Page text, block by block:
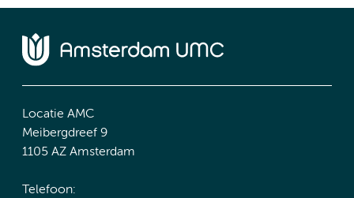
Locatie AMC
Meibergdreef 9
1105 AZ Amsterdam
Telefoon: